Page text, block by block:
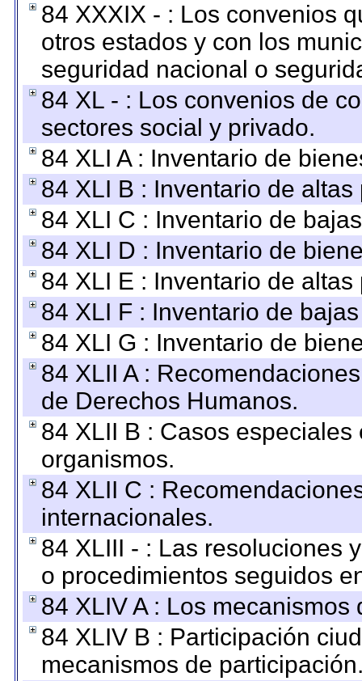
84 XXXIX - : Los convenios
otros estados y con los
seguridad nacional o
84 XL - : Los convenios de
sectores social y privado.
84 XLI A : Inventario de
84 XLI B : Inventario de
84 XLI C : Inventario de
84 XLI D : Inventario de
84 XLI E : Inventario de
84 XLI F : Inventario de
84 XLI G : Inventario de
84 XLII A :
de Derechos Humanos.
84 XLII B : Casos
organismos.
84 XLII C :
internacionales.
84 XLIII - : Las resoluciones
o procedimientos seguidos
84 XLIV A : Los
84 XLIV B : Participación
mecanismos de